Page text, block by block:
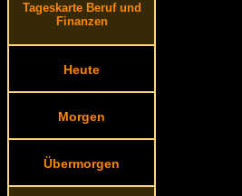
Tageskarte Beruf und
Finanzen
Heute
Morgen
Übermorgen